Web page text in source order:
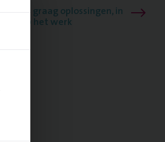
zoekt graag oplossingen, in
én op het werk